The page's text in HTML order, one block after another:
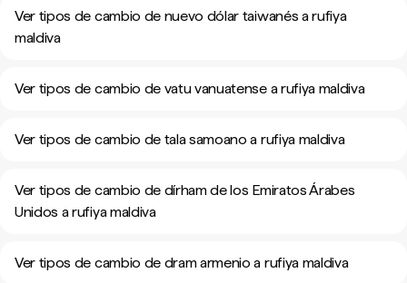
Ver tipos de cambio de nuevo dólar taiwanés a rufiya
maldiva
Ver tipos de cambio de vatu vanuatense a rufiya maldiva
Ver tipos de cambio de tala samoano a rufiya maldiva
Ver tipos de cambio de dírham de los Emiratos Árabes
Unidos a rufiya maldiva
Ver tipos de cambio de dram armenio a rufiya maldiva